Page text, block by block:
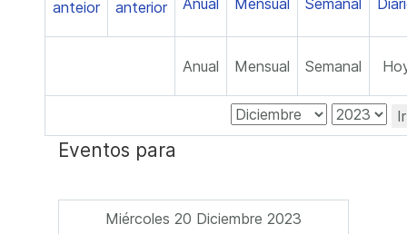
Anual Mensual Semanal
Eventos para
Miércoles 20 Diciembre 2023